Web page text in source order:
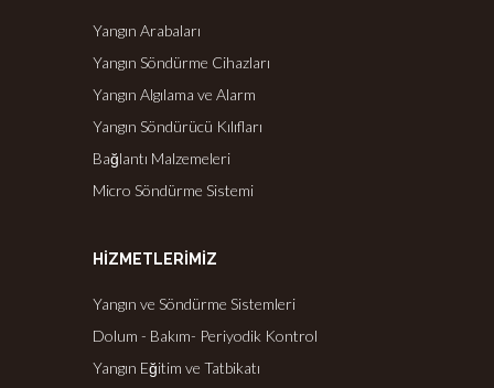
Yangın Arabaları
Yangın Söndürme Cihazları
Yangın Algılama ve Alarm
Yangın Söndürücü Kılıfları
Bağlantı Malzemeleri
Micro Söndürme Sistemi
HİZMETLERİMİZ
Yangın ve Söndürme Sistemleri
Dolum - Bakım- Periyodik Kontrol
Yangın Eğitim ve Tatbikatı